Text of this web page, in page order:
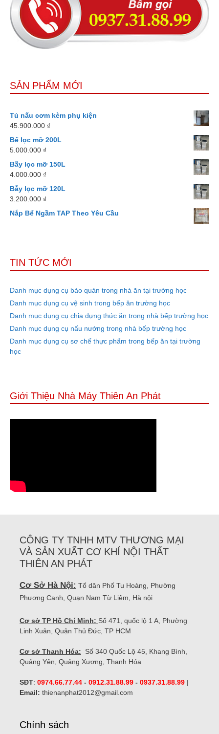
SẢN PHẨM MỚI
Tủ nấu cơm kèm phụ kiện
45.900.000 ₫
Bể lọc mỡ 200L
5.000.000 ₫
Bẫy lọc mỡ 150L
4.000.000 ₫
Bẫy lọc mỡ 120L
3.200.000 ₫
Nắp Bể Ngầm TAP Theo Yêu Cầu
TIN TỨC MỚI
Danh mục dụng cụ bảo quản trong nhà ăn tại trường học
Danh mục dụng cụ vệ sinh trong bếp ăn trường học
Danh mục dụng cụ chia đựng thức ăn trong nhà bếp trường học
Danh mục dụng cụ nấu nướng trong nhà bếp trường học
Danh mục dụng cụ sơ chế thực phẩm trong bếp ăn tại trường
học
Giới Thiệu Nhà Máy Thiên An Phát
CÔNG TY TNHH MTV THƯƠNG MẠI
VÀ SẢN XUẤT CƠ KHÍ NỘI THẤT
THIÊN AN PHÁT
Cơ Sở Hà Nội: Tổ dân Phố Tu Hoàng, Phường
Phương Canh, Quạn Nam Từ Liêm, Hà nội
Cơ sở TP Hồ Chí Minh: Số 471, quốc lộ 1 A, Phường
Linh Xuân, Quận Thủ Đức, TP HCM
Cơ sở Thanh Hóa: Số 340 Quốc Lộ 45, Khang Bình,
Quảng Yên, Quảng Xương, Thanh Hóa
SĐT: 0974.66.77.44 - 0912.31.88.99 - 0937.31.88.99 |
Email: thienanphat2012@gmail.com
Chính sách